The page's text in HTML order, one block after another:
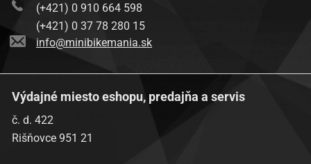
(+421) 0 910 664 598
(+421) 0 37 78 280 15
info@minibikemania.sk
Výdajné miesto eshopu, predajňa a servis
č. d. 422
Rišňovce 951 21